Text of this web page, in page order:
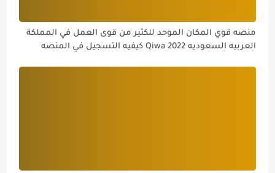
منصه قوي المكان الموحد للكثير من قوى العمل في المملكة
العربيه السعوديه Qiwa 2022 كيفيه التسجيل في المنصه